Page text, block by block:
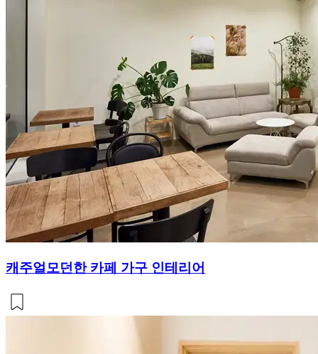
캐주얼모던한 카페 가구 인테리어